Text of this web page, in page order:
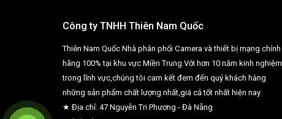
Công ty TNHH Thiên Nam Quốc
Thiên Nam Quốc Nhà phân phối Camera và thiết bị mạng chính
hãng 100% tại khu vực Miền Trung.Với hơn 10 năm kinh nghiệm
trong lĩnh vực,chúng tôi cam kết đem đến quý khách hàng
những sản phẩm chất lượng nhất,giá cả tốt nhất hiện nay.
★ Địa chỉ: 47 Nguyễn Tri Phương - Đà Nẵng